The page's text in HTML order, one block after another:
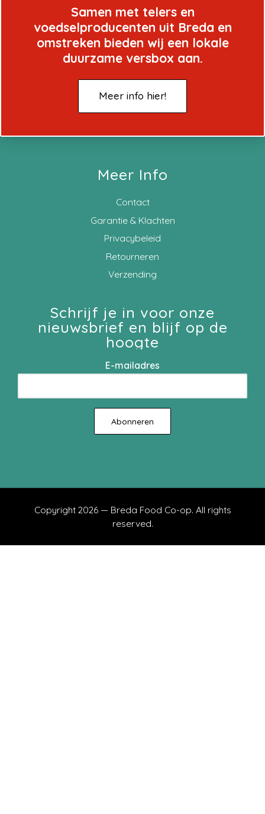
Samen met telers en
voedselproducenten uit Breda en
omstreken bieden wij een lokale
duurzame versbox aan.
Meer info hier!
Meer Info
Contact
Garantie & Klachten
Privacybeleid
Retourneren
Verzending
Schrijf je in voor onze
nieuwsbrief en blijf op de
hoogte
E-mailadres
Copyright 2026 — Breda Food Co-op. All rights
reserved.